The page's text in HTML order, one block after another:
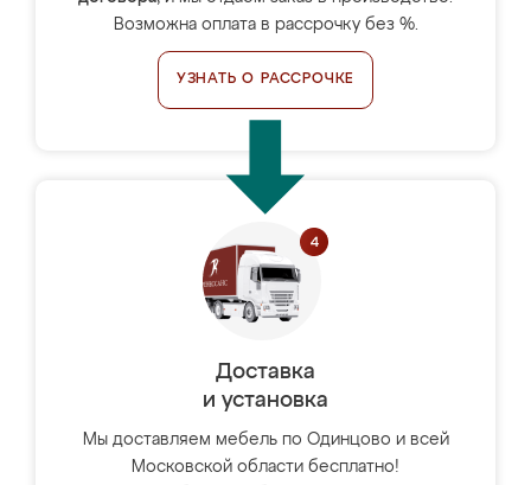
Возможна оплата в рассрочку без %.
УЗНАТЬ О РАССРОЧКЕ
Доставка
и установка
Мы доставляем мебель по Одинцово и всей
Московской области бесплатно!